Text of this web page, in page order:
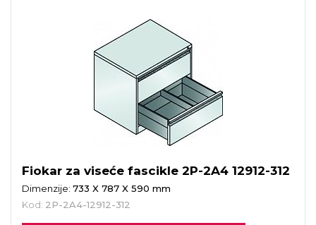
Fiokar za viseće fascikle 2P-2A4 12912-312
Dimenzije: 733 X 787 X 590 mm
Kod: 2P-2A4-12912-312